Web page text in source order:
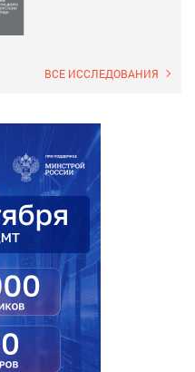
ВСЕ ИССЛЕДОВАНИЯ